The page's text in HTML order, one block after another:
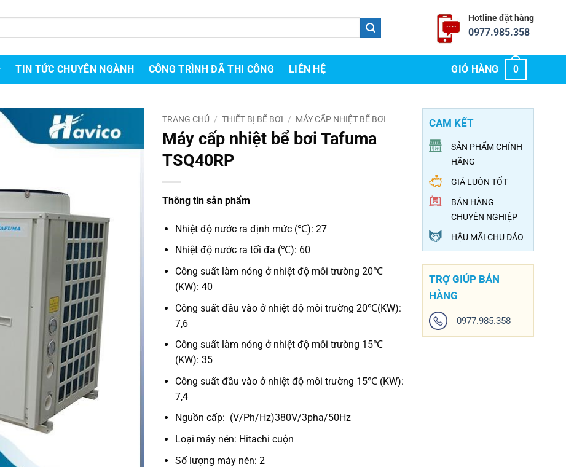
Hotline đặt hàng
0977.985.358
TIN TỨC CHUYÊN NGÀNH CÔNG TRÌNH ĐÃ THI CÔNG LIÊN HỆ GIỎ HÀNG 0
TRANG CHỦ / THIẾT BỊ BỂ BƠI / MÁY CẤP NHIỆT BỂ BƠI
Máy cấp nhiệt bể bơi Tafuma
TSQ40RP
Thông tin sản phẩm
Nhiệt độ nước ra định mức (℃): 27
Nhiệt độ nước ra tối đa (℃): 60
Công suất làm nóng ở nhiệt độ môi trường 20℃
(KW): 40
Công suất đầu vào ở nhiệt độ môi trường 20℃(KW):
7,6
Công suất làm nóng ở nhiệt độ môi trường 15℃
(KW): 35
Công suất đầu vào ở nhiệt độ môi trường 15℃ (KW):
7,4
Nguồn cấp: (V/Ph/Hz)380V/3pha/50Hz
Loại máy nén: Hitachi cuộn
Số lượng máy nén: 2
CAM KẾT
SẢN PHẨM CHÍNH
HÃNG
GIÁ LUÔN TỐT
BÁN HÀNG
CHUYÊN NGHIỆP
HẬU MÃI CHU ĐÁO
TRỢ GIÚP BÁN
HÀNG
0977.985.358